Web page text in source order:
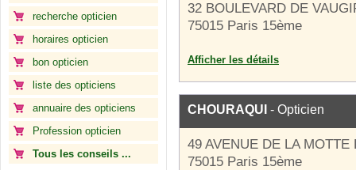
recherche opticien
horaires opticien
bon opticien
liste des opticiens
annuaire des opticiens
Profession opticien
Tous les conseils ...
32 BOULEVARD DE
75015 Paris 15ème
Afficher les détails
CHOURAQUI - Opticien
49 AVENUE DE LA MOTTE
75015 Paris 15ème